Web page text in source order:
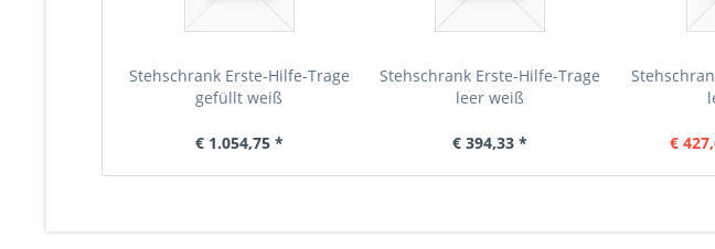
Stehschrank Erste-Hilfe-Trage
gefüllt weiß
€ 1.054,75 *
Stehschrank Erste-Hilfe-Trage
leer weiß
€ 394,33 * €